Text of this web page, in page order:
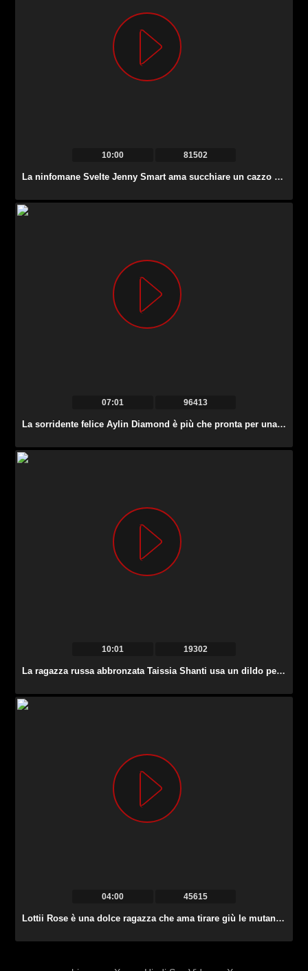
10:00 81502
La ninfomane Svelte Jenny Smart ama succhiare un cazzo delizioso vicino alla piscina.
07:01 96413
La sorridente felice Aylin Diamond è più che pronta per una bella masturbazione di twat.
10:01 19302
La ragazza russa abbronzata Taissia Shanti usa un dildo per accarezzare entrambi i suoi buchi affamati.
04:00 45615
Lottii Rose è una dolce ragazza che ama tirare giù le mutandine e solleticare il clitoride.